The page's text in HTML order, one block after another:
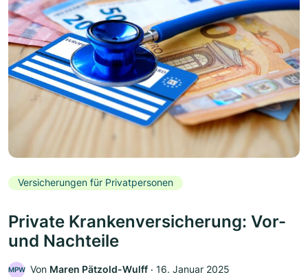
Versicherungen für Privatpersonen
Private Krankenversicherung: Vor-
und Nachteile
MPW Von Maren Pätzold-Wulff ‧ 16. Januar 2025